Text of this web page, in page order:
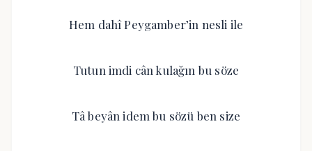
Hem dahî Peygamber’in nesli ile
Tutun imdi cân kulağın bu söze
Tâ beyân idem bu sözü ben size